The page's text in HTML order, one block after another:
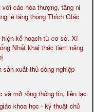
với các hòa thượng, tăng ni
lễ tăng thống Thích GIác
kế hoạch từ cơ sở. Xí
Nhất khai thác tiềm năng
sản xuất thủ công nghiệp
và mở rộng thông tin, liên lạc
khoa học - kỹ thuật chủ